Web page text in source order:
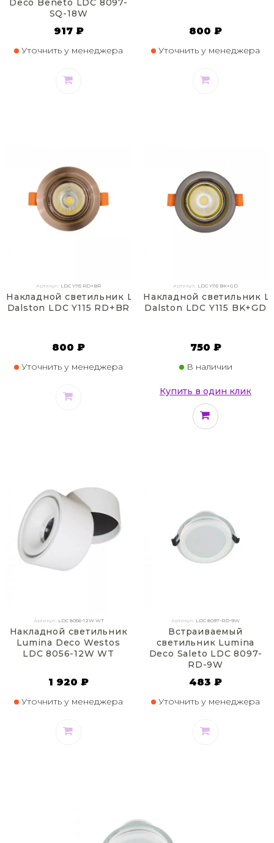
Deco Beneto LDC 8097-
SQ-18W
917 ₽
Уточнить у менеджера
800 ₽
Уточнить у менеджера
Артикул: LDC Y115 RD+BR
Накладной светильник Lumina Deco
Dalston LDC Y115 RD+BR
800 ₽
Уточнить у менеджера
Артикул: LDC Y115 BK+GD
Накладной светильник
Dalston LDC Y115 BK+GD
750 ₽
В наличии
Купить в один клик
Артикул: LDC 8056-12W WT
Накладной светильник
Lumina Deco Westos
LDC 8056-12W WT
1 920 ₽
Уточнить у менеджера
Артикул: LDC 8097-RD-9W
Встраиваемый
светильник Lumina
Deco Saleto LDC 8097-
RD-9W
483 ₽
Уточнить у менеджера